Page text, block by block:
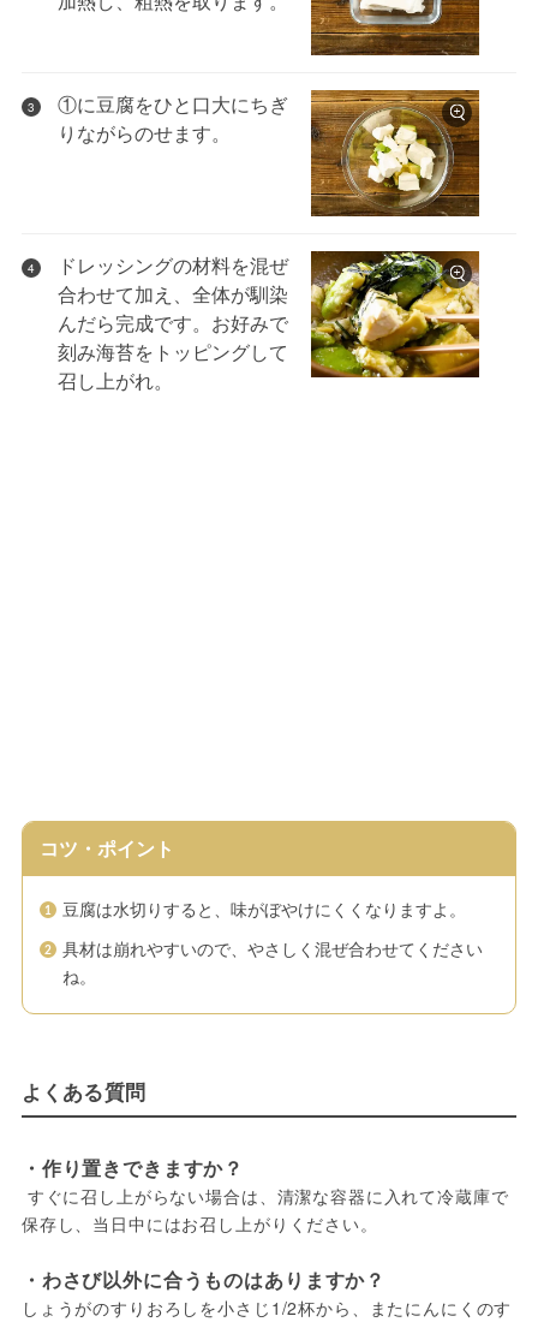
3
①に豆腐をひと口大にちぎ
りながらのせます。
4
ドレッシングの材料を混ぜ
合わせて加え、全体が馴染
んだら完成です。お好みで
刻み海苔をトッピングして
召し上がれ。
コツ・ポイント
豆腐は水切りすると、味がぼやけにくくなりますよ。
具材は崩れやすいので、やさしく混ぜ合わせてください
ね。
よくある質問
・作り置きできますか？
保存し、当日中にはお召し上がりください。
・わさび以外に合うものはありますか？
しょうがのすりおろしを小さじ1/2杯から、またにんにくのす